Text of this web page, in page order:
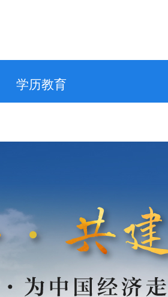
学历教育